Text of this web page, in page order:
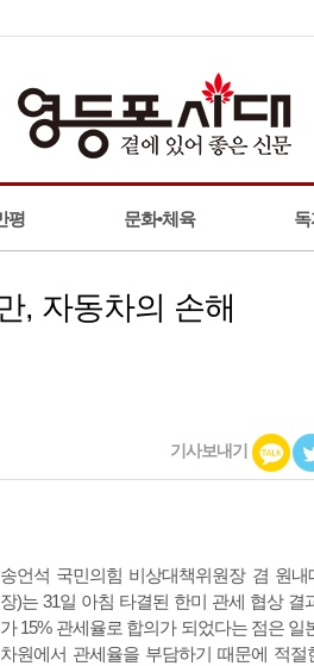
평 문화•체육
, 자동차의 손해
기사보내기
송언석 국민의힘 비상대책위원장 겸 원내
장)는 31일 아침 타결된 한미 관세 협상 결
가 15% 관세율로 합의가 되었다는 점은 일
차원에서 관세율을 부담하기 때문에 적절